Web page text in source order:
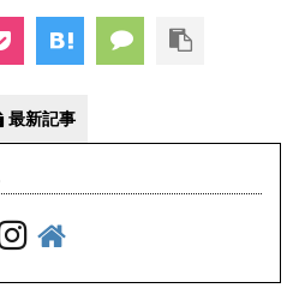
最新記事